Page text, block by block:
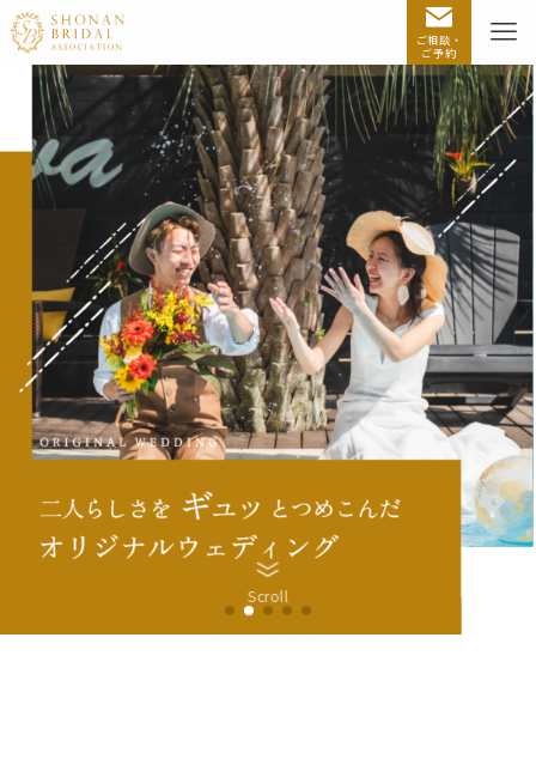
ご相談・
ご予約
Scroll